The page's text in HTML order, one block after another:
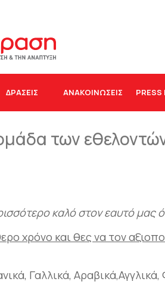
ΔΡΆΣΕΙΣ ΑΝΑΚΟΙΝΩΣΕΙΣ PRESS
των
καλό στον εαυτό μας
χρόνο και θες να τον
Γαλλικά,